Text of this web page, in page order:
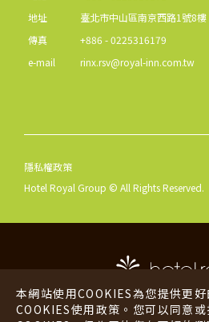
本網站使用COOKIES為您提供更
COOKIES使用政策。您可以同意
地址
臺北市中山區南京西路1號8樓
傳真
+886 - 0225316179
e-mail
rinx.rsv@royal-inn.com.tw
隱私權政策
Hotel Royal Group © All Rights Reserved.